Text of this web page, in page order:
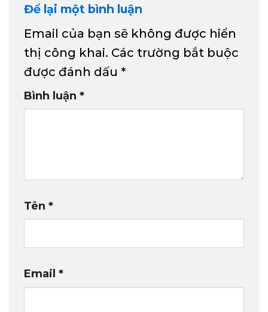
Để lại một bình luận
Email của bạn sẽ không được hiển
thị công khai. Các trường bắt buộc
được đánh dấu *
Bình luận *
Tên *
Email *